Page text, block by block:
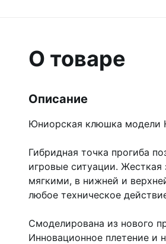
О товаре
Описание
Юниорская клюшка модели
Гибридная точка прогиба
игровые ситуации.
мягкими, в нижней и
любое техническое
Смоделирована из нового
Инновационное плетение и